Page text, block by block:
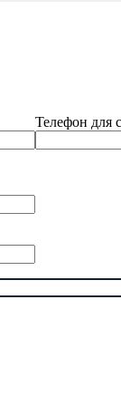
Телефон для